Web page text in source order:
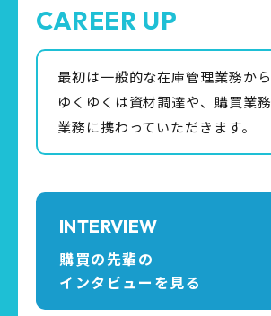
CAREER UP
最初は一般的な在庫管理業務から
ゆくゆくは資材調達や、購買業
業務に携わっていただきます。
INTERVIEW
購買の先輩の
インタビューを見る